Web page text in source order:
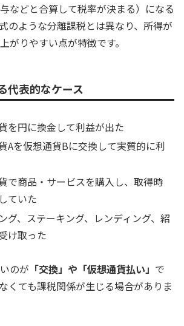
与などと合算して税率が決まる）になる
のような分離課税とは異なり、所得が
がりやすい点が特徴です。
代表的なケース
を円に換金して利益が出た
Aを仮想通貨Bに交換して実質的に利
で商品・サービスを購入し、取得時
ていた
グ、ステーキング、レンディング、紹
け取った
のが 「交換」や「仮想通貨払い」 で
くても課税関係が生じる場合がありま